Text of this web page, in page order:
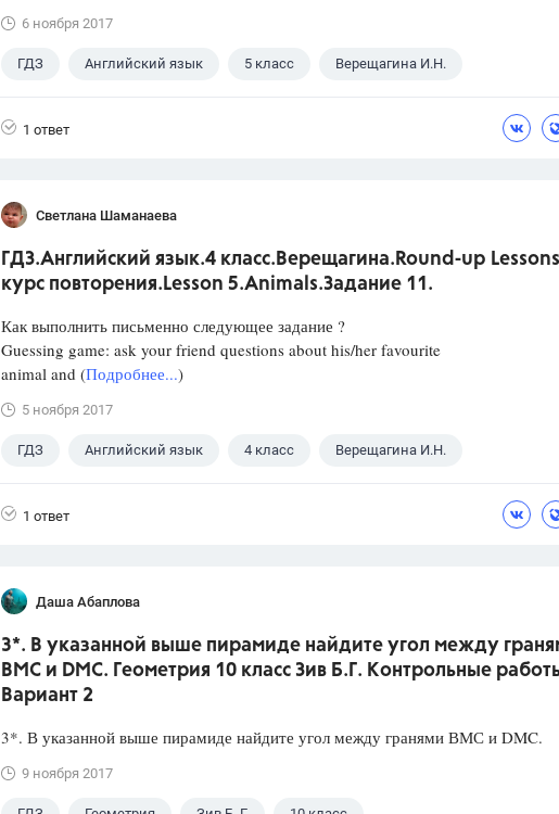
6 ноября 2017
ГДЗ Английский язык 5 класс Верещагина И.Н.
1 ответ
Светлана Шаманаева
ГДЗ.Английский язык.4 класс.Верещагина.Round-up
курс повторения.Lesson 5.Animals.Задание 11.
Как выполнить письменно следующее задание ?
Guessing game: ask your friend questions about his/her favourite
animal and (Подробнее...)
5 ноября 2017
ГДЗ Английский язык 4 класс Верещагина И.Н.
1 ответ
Даша Абаплова
3*. В указанной выше пирамиде найдите угол между
ВМС и DMC. Геометрия 10 класс Зив Б.Г. Контрольные
Вариант 2
3*. В указанной выше пирамиде найдите угол между гранями ВМС и DMC.
9 ноября 2017